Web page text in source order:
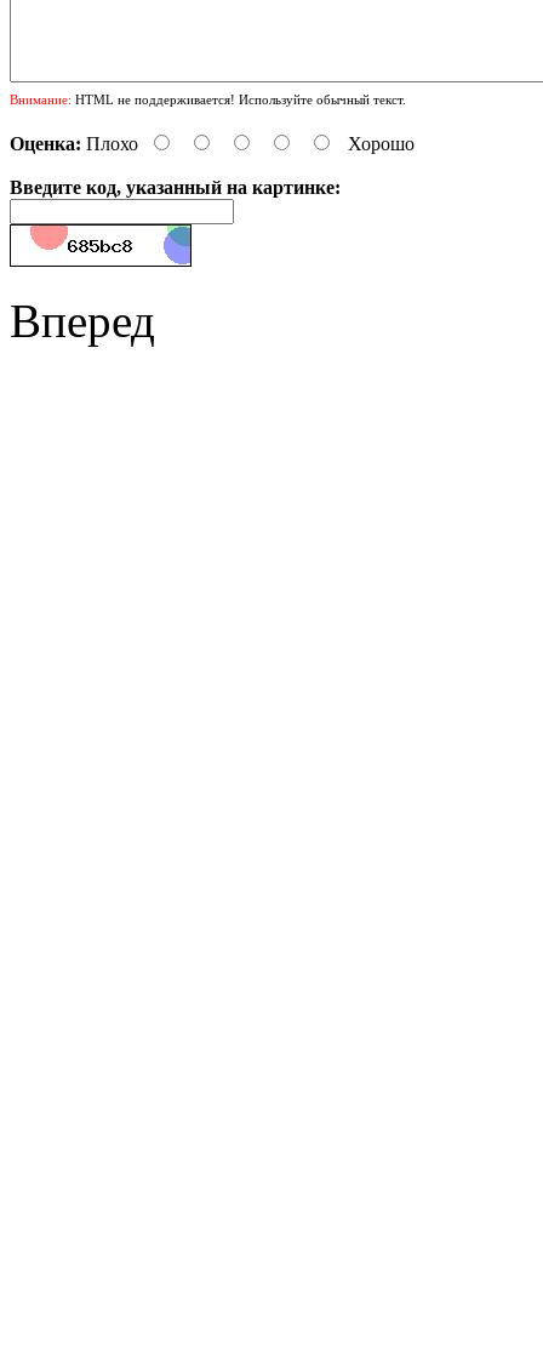
Внимание: HTML не поддерживается! Используйте обычный текст.
Оценка: Плохо Хорошо
Введите код, указанный на картинке:
Вперед